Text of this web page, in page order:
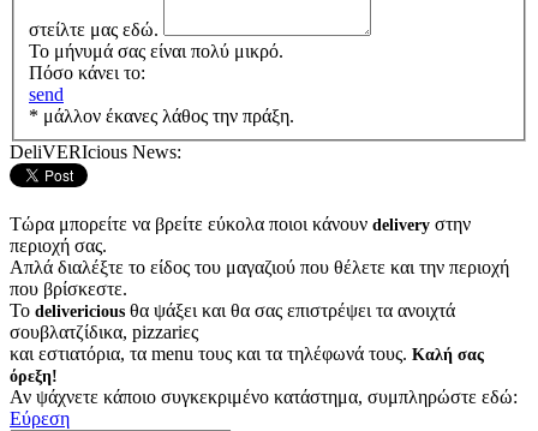
στείλτε μας εδώ.
Το μήνυμά σας είναι πολύ μικρό.
Πόσο κάνει το:
send
* μάλλον έκανες λάθος την πράξη.
DeliVERIcious News:
Τώρα μπορείτε να βρείτε εύκολα ποιοι κάνουν delivery στην
περιοχή σας.
Απλά διαλέξτε το είδος του μαγαζιού που θέλετε και την περιοχή
που βρίσκεστε.
Το delivericious θα ψάξει και θα σας επιστρέψει τα ανοιχτά
σουβλατζίδικα, pizzariες
και εστιατόρια, τα menu τους και τα τηλέφωνά τους. Καλή σας
όρεξη!
Αν ψάχνετε κάποιο συγκεκριμένο κατάστημα, συμπληρώστε εδώ:
Εύρεση